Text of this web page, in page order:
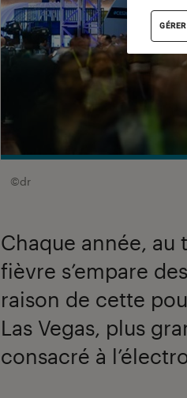
©dr
Chaque année, au
fièvre s’empare
raison de cette
Las Vegas, plus
consacré à